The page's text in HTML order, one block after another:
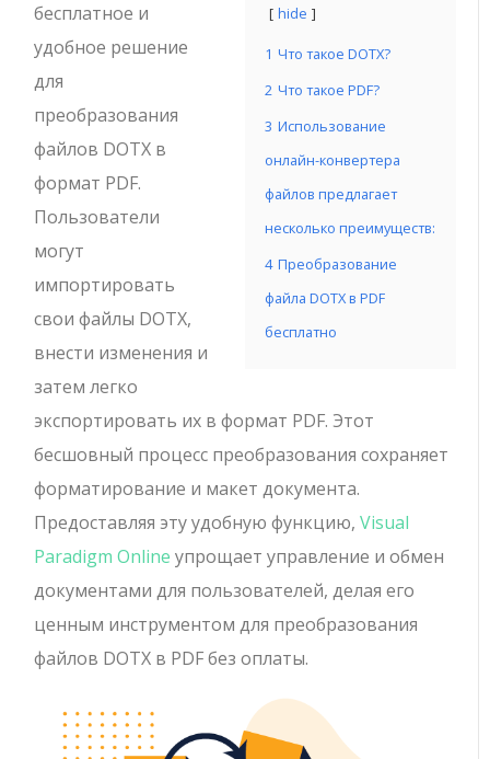
hide
1 Что такое DOTX?
2 Что такое PDF?
3 Использование
онлайн-конвертера
файлов предлагает
несколько преимуществ:
4 Преобразование
файла DOTX в PDF
бесплатно
бесплатное и
удобное решение
для
преобразования
файлов DOTX в
формат PDF.
Пользователи
могут
импортировать
свои файлы DOTX,
внести изменения и
затем легко
экспортировать их в формат PDF. Этот
бесшовный процесс преобразования сохраняет
форматирование и макет документа.
Предоставляя эту удобную функцию,Visual
Paradigm Online упрощает управление и обмен
документами для пользователей, делая его
ценным инструментом для преобразования
файлов DOTX в PDF без оплаты.